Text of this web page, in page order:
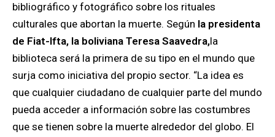
bibliográfico y fotográfico sobre los rituales
culturales que abortan la muerte. Según la presidenta
de Fiat-Ifta, la boliviana Teresa Saavedra,la
biblioteca será la primera de su tipo en el mundo que
surja como iniciativa del propio sector. “La idea es
que cualquier ciudadano de cualquier parte del mundo
pueda acceder a información sobre las costumbres
que se tienen sobre la muerte alrededor del globo. El